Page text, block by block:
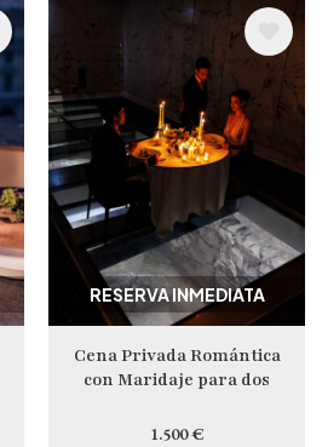
RESERVA INMEDIATA
Image
Cena Privada Romántica
con Maridaje para dos
1.500 €